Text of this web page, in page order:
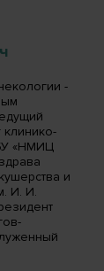
-
клинико-
«НМИЦ
и
И. И.